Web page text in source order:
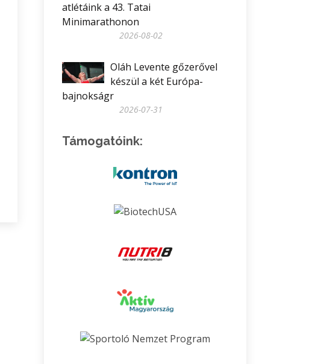
atlétáink a 43. Tatai
Minimarathonon
2026-08-02
Oláh Levente gőzerővel
készül a két Európa-
bajnokságr
2026-07-31
Támogatóink: